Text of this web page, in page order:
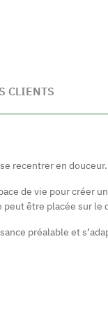
CLIENTS
recentrer en
de vie pour créer
être placée sur
préalable et